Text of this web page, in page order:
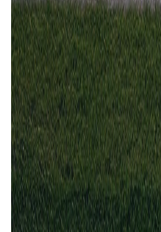
Moss
3
16 jun2024
Moss
Bryne
1
23 aug2023
Bryne
Moss
3
9 jul
2023